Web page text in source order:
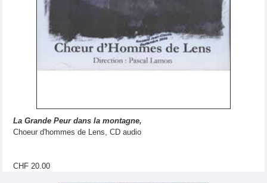
La Grande Peur dans la montagne,
Choeur d'hommes de Lens, CD audio
CHF 20.00